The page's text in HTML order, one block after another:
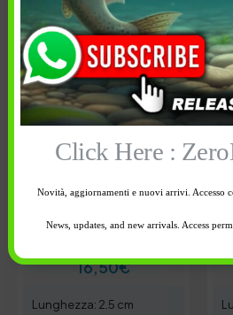
Avvisami quando
disponibile
16,50€
Lunghezza: 2.5 cm
Click Here :
Novità, aggiornamenti e nuovi arrivi. Accesso
News, updates, and new arrivals. Access